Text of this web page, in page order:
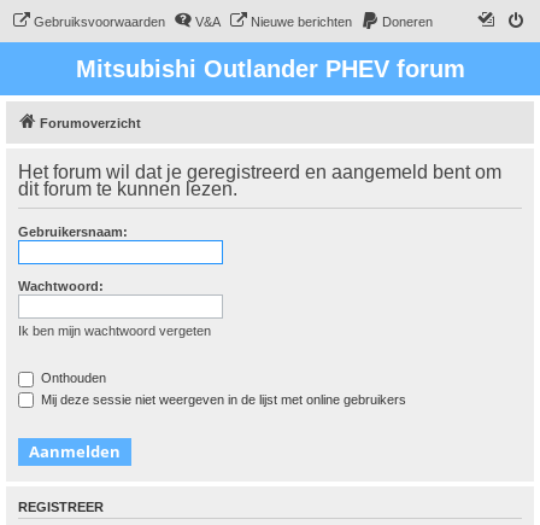
Gebruiksvoorwaarden V&A Nieuwe berichten Doneren
Mitsubishi Outlander PHEV forum
Forumoverzicht
Het forum wil dat je geregistreerd en aangemeld bent om
dit forum te kunnen lezen.
Gebruikersnaam:
Wachtwoord:
Ik ben mijn wachtwoord vergeten
Onthouden
Mij deze sessie niet weergeven in de lijst met online gebruikers
REGISTREER